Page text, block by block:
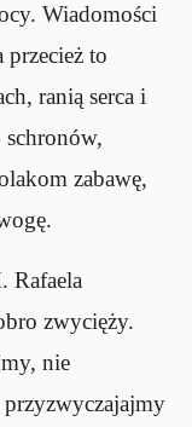
Wiadomości
przecież to
ranią serca i
schronów,
zabawę,
Rafaela
zwycięży.
nie